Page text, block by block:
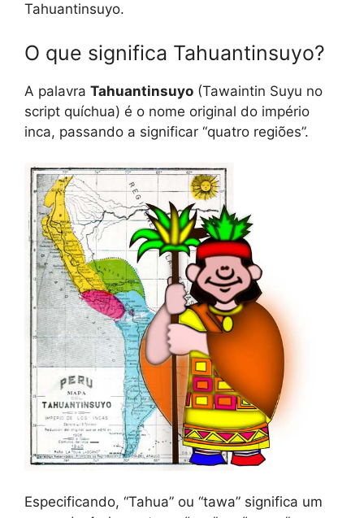
Tahuantinsuyo.
O que significa Tahuantinsuyo?
A palavra Tahuantinsuyo (Tawaintin Suyu no
script quíchua) é o nome original do império
inca, passando a significar “quatro regiões”.
Especificando, “Tahua” ou “tawa” significa um